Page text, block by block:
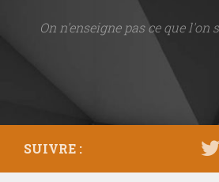
On n'enseigne pas ce que
SUIVRE :